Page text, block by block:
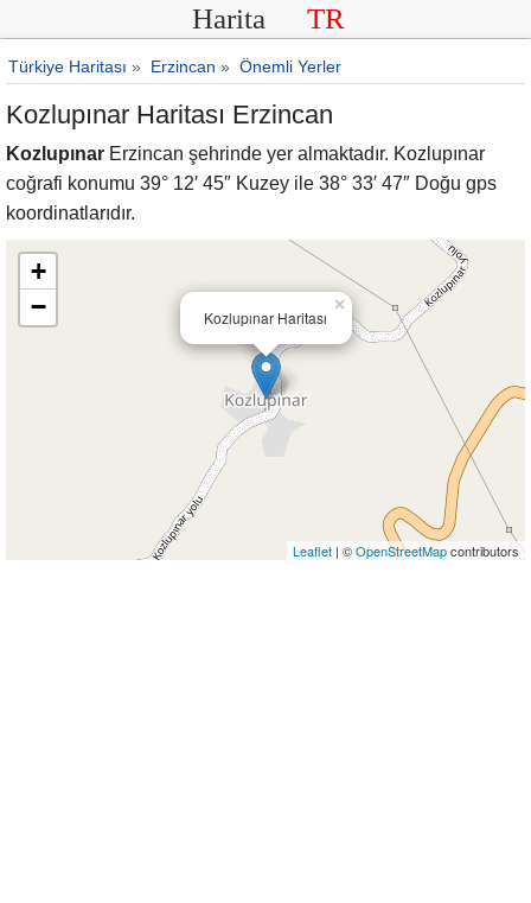
Harita TR
Türkiye Haritası » Erzincan » Önemli Yerler
Kozlupınar Haritası Erzincan
Kozlupınar Erzincan şehrinde yer almaktadır. Kozlupınar
coğrafi konumu 39° 12′ 45″ Kuzey ile 38° 33′ 47″ Doğu gps
koordinatlarıdır.
Kozlupınar Haritası
×
+
−
Leaflet | ©OpenStreetMapcontributors